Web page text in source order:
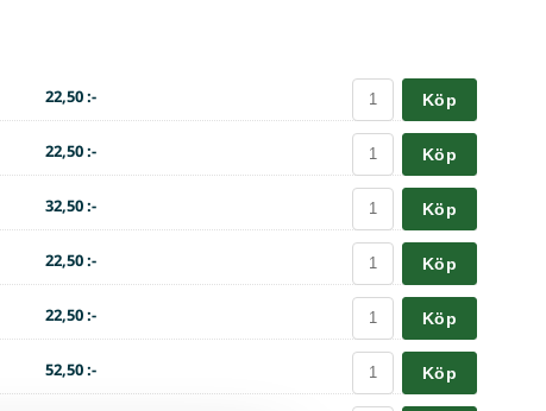
22,50 :- Köp
22,50 :- Köp
32,50 :- Köp
22,50 :- Köp
22,50 :- Köp
52,50 :- Köp